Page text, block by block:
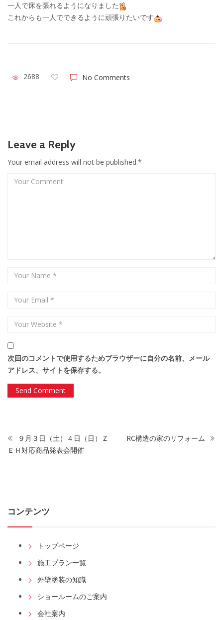
一人で床を張れるようになりました
これからも一人でできるように頑張りたいです
2688 No Comments
Leave a Reply
Your email address will not be published.*
次回のコメントで使用するためブラウザーに自分の名前、メール
アドレス、サイトを保存する。
９月３日（土）４日（日）Ｚ
ＥＨ対応商品発表会開催
RC構造の家のリフォーム
コンテンツ
トップページ
施工プラン一覧
外壁塗装の知識
ショールームのご案内
会社案内